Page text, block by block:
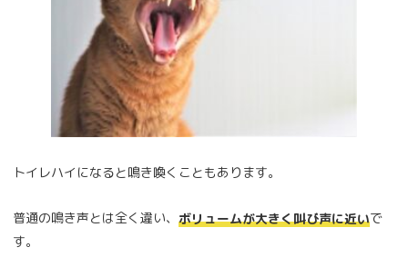
トイレハイになると鳴き喚くこともあります。
普通の鳴き声とは全く違い、 ボリュームが大きく叫び声に近いで
す。